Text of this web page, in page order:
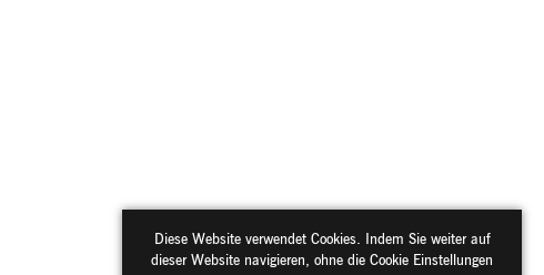
Diese Website verwendet Cookies. Indem Sie weiter auf
dieser Website navigieren, ohne die Cookie Einstellungen